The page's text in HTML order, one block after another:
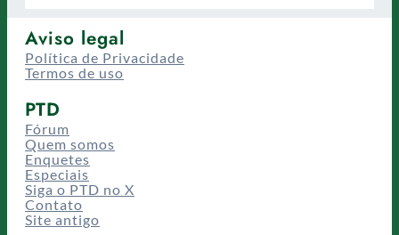
Aviso legal
Política de Privacidade
Termos de uso
PTD
Fórum
Quem somos
Enquetes
Especiais
Siga o PTD no X
Contato
Site antigo